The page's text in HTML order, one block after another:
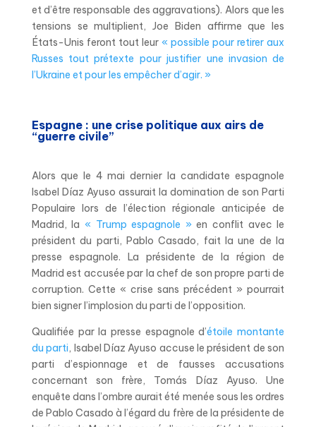
et d’être responsable des aggravations). Alors que les
tensions se multiplient, Joe Biden affirme que les
États-Unis feront tout leur « possible pour retirer aux
Russes tout prétexte pour justifier une invasion de
l’Ukraine et pour les empêcher d’agir. »
Espagne : une crise politique aux airs de
“guerre civile”
Alors que le 4 mai dernier la candidate espagnole
Isabel Díaz Ayuso assurait la domination de son Parti
Populaire lors de l’élection régionale anticipée de
Madrid, la « Trump espagnole » en conflit avec le
président du parti, Pablo Casado, fait la une de la
presse espagnole. La présidente de la région de
Madrid est accusée par la chef de son propre parti de
corruption. Cette « crise sans précédent » pourrait
bien signer l’implosion du parti de l’opposition.
Qualifiée par la presse espagnole d’étoile montante
du parti, Isabel Díaz Ayuso accuse le président de son
parti d’espionnage et de fausses accusations
concernant son frère, Tomás Díaz Ayuso. Une
enquête dans l’ombre aurait été menée sous les ordres
de Pablo Casado à l’égard du frère de la présidente de